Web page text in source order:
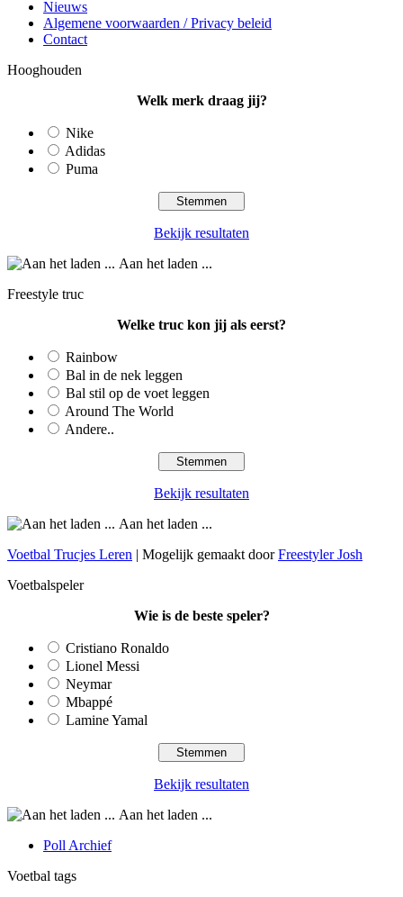
Nieuws
Algemene voorwaarden / Privacy beleid
Contact
Hooghouden
Welk merk draag jij?
Nike
Adidas
Puma
Bekijk resultaten
Aan het laden ...
Freestyle truc
Welke truc kon jij als eerst?
Rainbow
Bal in de nek leggen
Bal stil op de voet leggen
Around The World
Andere..
Bekijk resultaten
Aan het laden ...
Voetbal Trucjes Leren | Mogelijk gemaakt doorFreestyler Josh
Voetbalspeler
Wie is de beste speler?
Cristiano Ronaldo
Lionel Messi
Neymar
Mbappé
Lamine Yamal
Bekijk resultaten
Aan het laden ...
Poll Archief
Voetbal tags